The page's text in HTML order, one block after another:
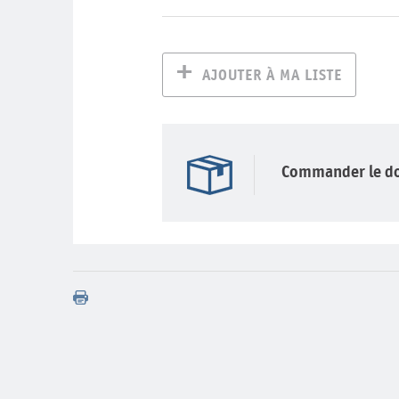
AJOUTER À MA LISTE
Commander le